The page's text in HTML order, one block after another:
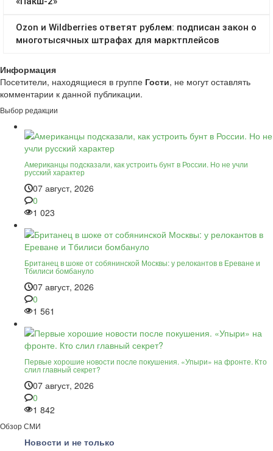
Информация
Посетители, находящиеся в группе Гости, не могут оставлять
комментарии к данной публикации.
Выбор редакции
Американцы подсказали, как устроить бунт в России. Но не учли
русский характер
07 август, 2026
0
1 023
Британец в шоке от собянинской Москвы: у релокантов в Ереване и
Тбилиси бомбануло
07 август, 2026
0
1 561
Первые хорошие новости после покушения. «Упыри» на фронте. Кто
слил главный секрет?
07 август, 2026
0
1 842
Обзор СМИ
Новости и не только